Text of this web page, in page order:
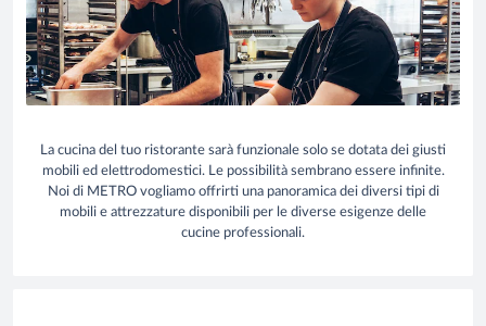
La cucina del tuo ristorante sarà funzionale solo se dotata dei giusti
mobili ed elettrodomestici. Le possibilità sembrano essere infinite.
Noi di METRO vogliamo offrirti una panoramica dei diversi tipi di
mobili e attrezzature disponibili per le diverse esigenze delle
cucine professionali.